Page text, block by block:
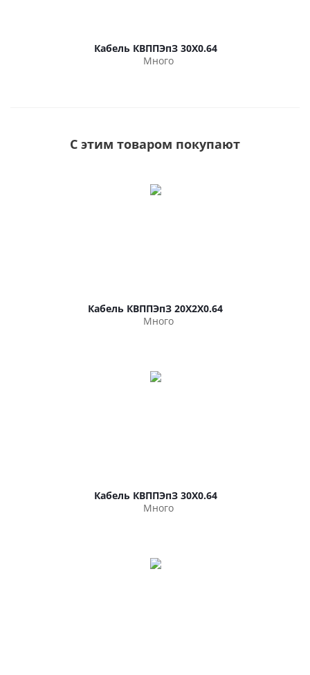
Кабель КВППЭпЗ 30Х0.64
Много
С этим товаром покупают
Кабель КВППЭпЗ 20Х2Х0.64
Много
Кабель КВППЭпЗ 30Х0.64
Много